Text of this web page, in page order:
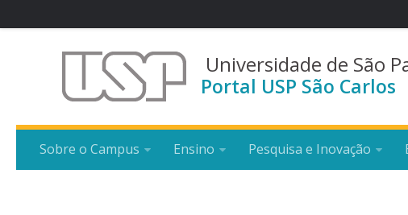
Universidade de São
Portal USP São Carlos
Sobre o Campus Ensino Pesquisa e Inovação